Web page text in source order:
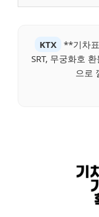
KTX
**기차
SRT, 무궁화호
으로